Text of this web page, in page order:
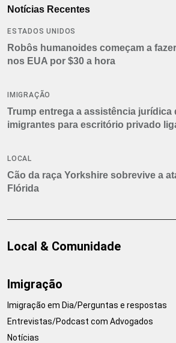
Notícias Recentes
ESTADOS UNIDOS
Robôs humanoides começam a
nos EUA por $30 a hora
IMIGRAÇÃO
Trump entrega a assistência jurídica
imigrantes para escritório privado
LOCAL
Cão da raça Yorkshire sobrevive a
Flórida
Local & Comunidade
Imigração
Imigração em Dia/Perguntas e respostas
Entrevistas/Podcast com Advogados
Notícias